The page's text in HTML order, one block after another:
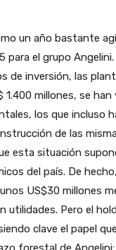
un año bastante
para el grupo
de inversión, las
1.400 millones, se
los que incluso
de las
esta situación
del país. De
US$30 millones
utilidades. Pero el
clave el papel